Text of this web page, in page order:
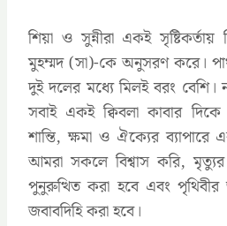
শিয়া ও সুন্নীরা একই
মুহম্মদ (সা)-কে অনুসরণ করে।
দুই দলের মধ্যে মিলই বরং
সবাই একই ক্বিবলা কাবার দিকে
শান্তি, ক্ষমা ও ঐক্যের
আমরা সকলে বিশ্বাস করি,
পুনুরুত্থিত করা হবে এবং
জবাবদিহি করা হবে।